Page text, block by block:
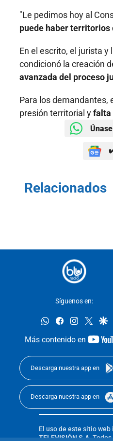
"Le pedimos hoy al
puede haber territorios
En el escrito, el jurista
condicionó la creación
avanzada del proceso
Para los demandantes,
presión territorial yfalta
Relacionados
Síguenos en:
whatsappfacebookinstagram
twitter
Más contenido en
Descarga nuestra app en
Descarga nuestra app en
El uso de este sitio
TELEVISIÓN S.A.Todos